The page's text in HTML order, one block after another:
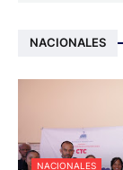
NACIONALES
NACIONALES